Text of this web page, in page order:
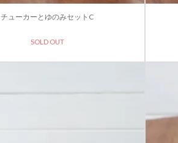
チューカーとゆのみセットC
SOLD OUT